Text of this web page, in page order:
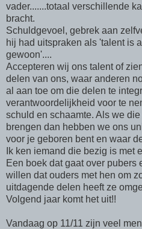
vader.......totaal verschillende
bracht.
Schuldgevoel, gebrek aan
hij had uitspraken als 'talent is
gewoon'....
Accepteren wij ons talent of
delen van ons, waar anderen
al aan toe om die delen te
verantwoordelijkheid voor te
schuld en schaamte. Als we
brengen dan hebben we ons
voor je geboren bent en waar
Ik ken iemand die bezig is met
Een boek dat gaat over pubers
willen dat ouders met hen om
uitdagende delen heeft ze
Volgend jaar komt het uit!!
Vandaag op 11/11 zijn veel